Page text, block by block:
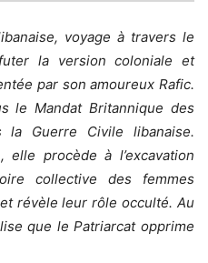
voyage à travers le
la version coloniale et
par son amoureux Rafic.
le Mandat Britannique des
Guerre Civile libanaise.
elle procède à l’excavation
collective des femmes
révèle leur rôle occulté. Au
que le Patriarcat opprime